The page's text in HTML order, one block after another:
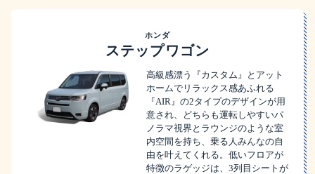
ホンダ
ステップワゴン
高級感漂う『カスタム』とアット
ホームでリラックス感あふれる
『AIR』の2タイプのデザインが用
意され、どちらも運転しやすいパ
ノラマ視界とラウンジのような室
内空間を持ち、乗る人みんなの自
由を叶えてくれる。低いフロアが
特徴のラゲッジは、3列目シートが